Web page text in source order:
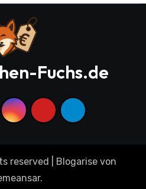
Fuchs.de
reserved Blogarise von
.